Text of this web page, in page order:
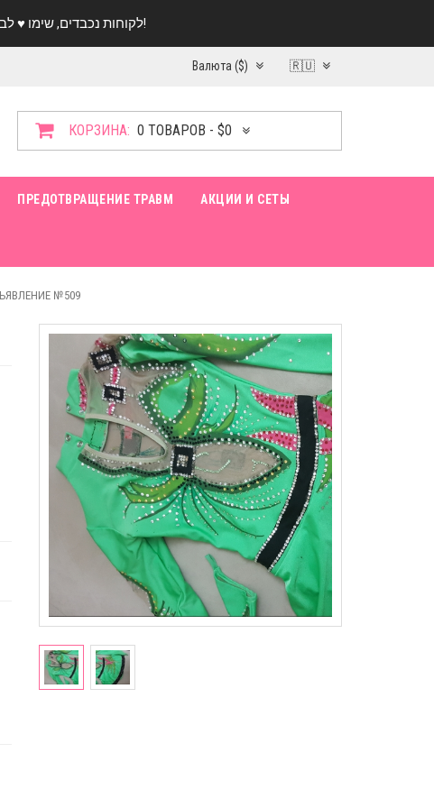
לקוחות נכבדים, שימו ♥️ לב! בימי החופש עד התאריך 20.08 החנות עובדת במתכונת מצומצמת. נא להתקשר לפני הגעה!
Валюта ($) 🇷🇺
КОРЗИНА: 0 ТОВАРОВ - $0
ПРЕДОТВРАЩЕНИЕ ТРАВМ АКЦИИ И СЕТЫ
№509